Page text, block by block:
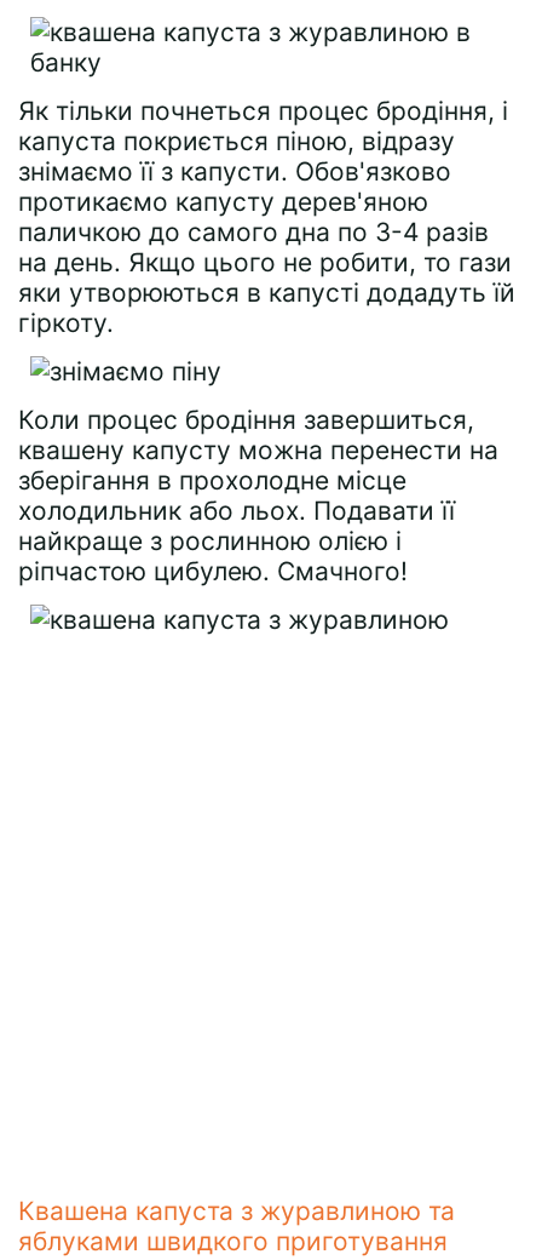
Як тільки почнеться процес бродіння, і
капуста покриється піною, відразу
знімаємо її з капусти. Обов'язково
протикаємо капусту дерев'яною
паличкою до самого дна по 3-4 разів
на день. Якщо цього не робити, то гази
яки утворюються в капусті додадуть їй
гіркоту.
Коли процес бродіння завершиться,
квашену капусту можна перенести на
зберігання в прохолодне місце
холодильник або льох. Подавати її
найкраще з рослинною олією і
ріпчастою цибулею. Смачного!
Квашена капуста з журавлиною та
яблуками швидкого приготування